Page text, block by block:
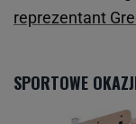
reprezentant